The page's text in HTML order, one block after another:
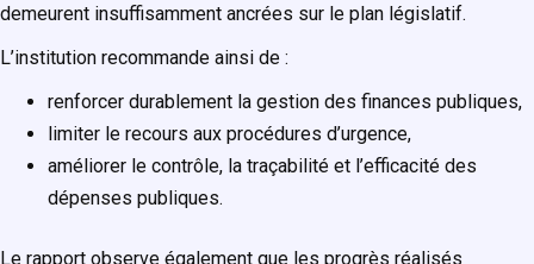
demeurent insuffisamment ancrées sur le plan législatif.
L’institution recommande ainsi de :
renforcer durablement la gestion des finances publiques,
limiter le recours aux procédures d’urgence,
améliorer le contrôle, la traçabilité et l’efficacité des
dépenses publiques.
Le rapport observe également que les progrès réalisés